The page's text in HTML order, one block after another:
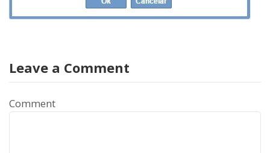
Leave a Comment
Comment